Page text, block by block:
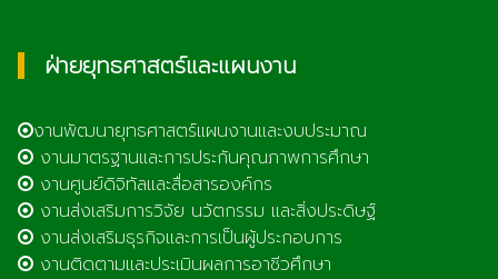
ฝ่ายยุทธศาสตร์และแผนงาน
งานพัฒนายุทธศาสตร์แผนงานและงบประมาณ
งานมาตรฐานและการประกันคุณภาพการศึกษา
งานศูนย์ดิจิทัลและสื่อสารองค์กร
งานส่งเสริมการวิจัย นวัตกรรม และสิ่งประดิษฐ์
งานส่งเสริมธุรกิจและการเป็นผู้ประกอบการ
งานติดตามและประเมินผลการอาชีวศึกษา